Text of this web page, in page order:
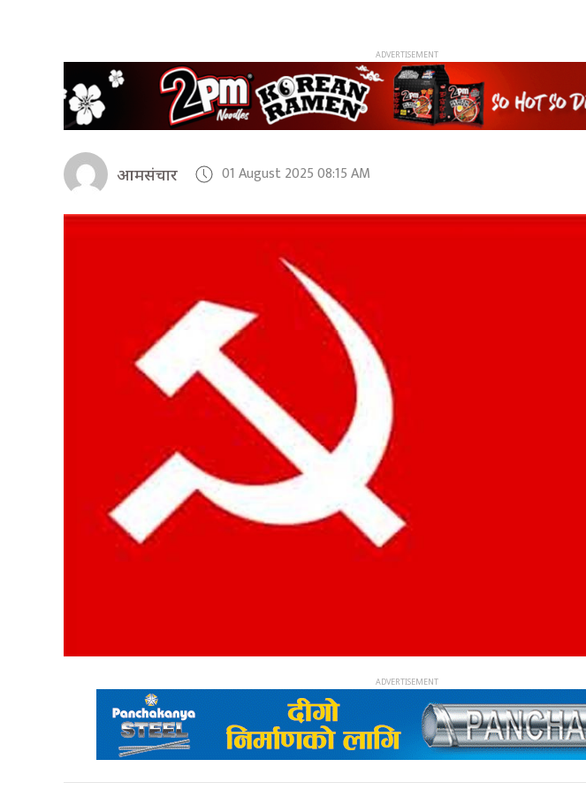
आमसंचार 01 August 2025 08:15 AM